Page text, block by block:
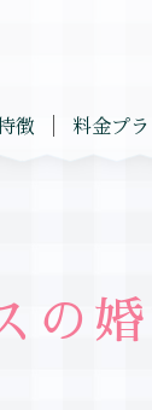
徴 料金プ
の